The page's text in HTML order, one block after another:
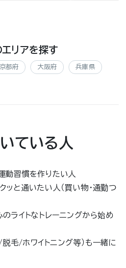
リアを探す
京都府 大阪府 兵庫県
ている人
動習慣を作りたい人
ッと通いたい人（買い物・通勤つ
ライトなトレーニングから始め
/脱毛/ホワイトニング等）も一緒に